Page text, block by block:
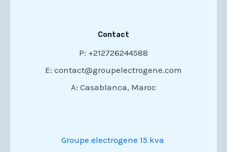
Contact
P: +212726244588
E: contact@groupelectrogene.com
A: Casablanca, Maroc
Groupe electrogene 15 kva